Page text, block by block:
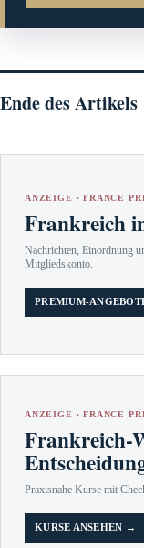
Ende des Artikels
ANZEIGE · FRANCE
Frankreich
Nachrichten, Einordnung
Mitgliedskonto.
PREMIUM-
ANZEIGE · FRANCE
Frankreich-
Praxisnahe Kurse mit
KURSE ANSEHEN →